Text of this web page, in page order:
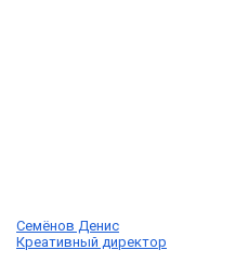
Семёнов Денис
Креативный директор